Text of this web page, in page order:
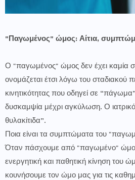
"Παγωμένος" ώμος: Αίτια,
Ο "παγωμένος" ώμος δεν έχει καμία
ονομάζεται έτσι λόγω του σταδιακού
κινητικότητας που οδηγεί σε
δυσκαμψία μέχρι αγκύλωση. Ο
θυλακίτιδα”.
Ποια είναι τα συμπτώματα του
Όταν πάσχουμε από "παγωμένο" ώμο,
ενεργητική και παθητική κίνηση του
κουνήσουμε τον ώμο μας για τις